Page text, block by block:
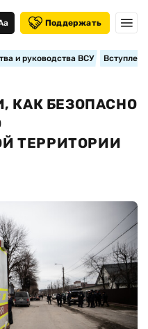
Поддержать
и руководства ВСУ
КАК БЕЗОПАСНО
ТЕРРИТОРИИ